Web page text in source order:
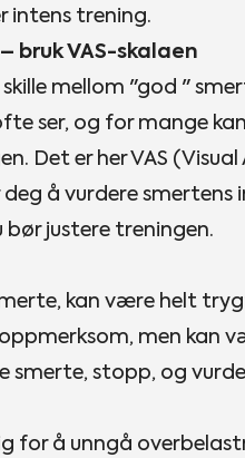
intens trening.
bruk VAS-skalaen
mellom "god "
ser, og for mange
Det er her VAS
å vurdere
justere treningen.
kan være helt
men kan
smerte, stopp, og
for å unngå